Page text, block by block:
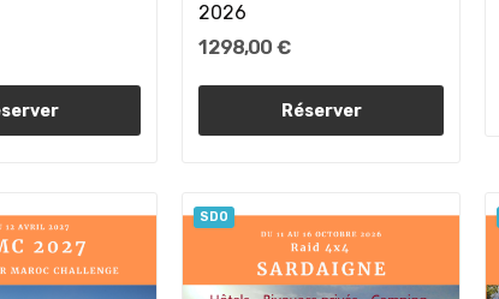
2026
1 298,00 €
Réserver
SDO